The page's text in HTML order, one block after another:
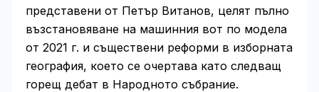
представени от Петър Витанов, целят пълно
възстановяване на машинния вот по модела
от 2021 г. и съществени реформи в изборната
география, което се очертава като следващ
горещ дебат в Народното събрание.